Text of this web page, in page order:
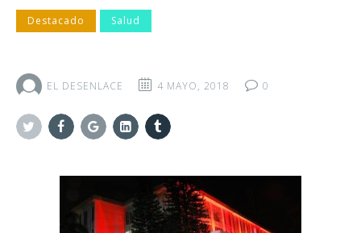
Destacado Salud
EL DESENLACE 4 MAYO, 2018 0